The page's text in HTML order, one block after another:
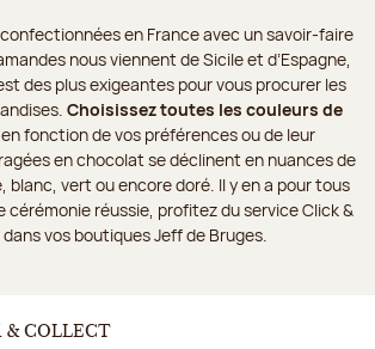
en France avec un savoir-faire
nous viennent de Sicile et d’Espagne,
des plus exigeantes pour vous procurer les
Choisissez toutes les couleurs de
fonction de vos préférences ou de leur
en chocolat se déclinent en nuances de
blanc, vert ou encore doré. Il y en a pour tous
cérémonie réussie, profitez du service Click &
vos boutiques Jeff de Bruges.
& COLLECT